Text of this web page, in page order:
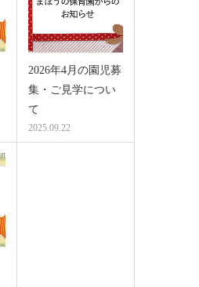
2026年4月の園児募
集・ご見学につい
て
2025.09.22